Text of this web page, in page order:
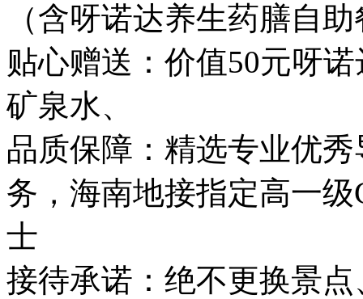
（含呀诺达养生药膳自
贴心赠送：价值50元呀
矿泉水、
品质保障：精选专业优
务，海南地接指定高一
士
接待承诺：绝不更换景